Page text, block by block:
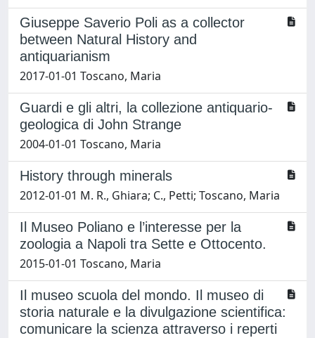
Giuseppe Saverio Poli as a collector
between Natural History and
antiquarianism
2017-01-01 Toscano, Maria
Guardi e gli altri, la collezione antiquario-
geologica di John Strange
2004-01-01 Toscano, Maria
History through minerals
2012-01-01 M. R., Ghiara; C., Petti; Toscano, Maria
Il Museo Poliano e l’interesse per la
zoologia a Napoli tra Sette e Ottocento.
2015-01-01 Toscano, Maria
Il museo scuola del mondo. Il museo di
storia naturale e la divulgazione scientifica:
comunicare la scienza attraverso i reperti